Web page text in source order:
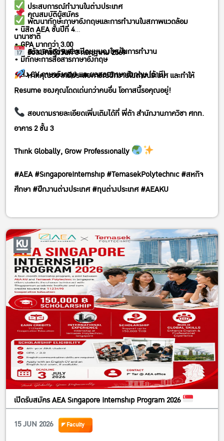
ประสบการณ์ทำงานในต่างประเทศ
พัฒนาทักษะภาษาอังกฤษและการทำงานในสภาพแวดล้อม
นานาชาติ
สร้างเครือข่ายและเปิดมุมมองใหม่ในการทำงาน
คุณสมบัติผู้สมัคร
• นิสิต AEA ชั้นปีที่ 4
• GPA มากกว่า 3.00
• มีทักษะการสื่อสารภาษาอังกฤษ
• ส่ง CV ภาษาอังกฤษ และผลสอบภาษาอังกฤษ (ถ้ามี)
รับสมัครถึงวันที่ 3 กรกฎาคม 2569
หากคุณอยากมีประสบการณ์ฝึกงานในต่างประเทศ และทำให้
Resume ของคุณโดดเด่นกว่าคนอื่น โอกาสนี้รอคุณอยู่!
สอบถามรายละเอียดเพิ่มเติมได้ที่ พี่ต้า สำนักงานภาควิชา ศกท.
อาคาร 2 ชั้น 3
Think Globally, Grow Professionally
#AEA #SingaporeInternship #TemasekPolytechnic #สหกิจ
ศึกษา #ฝึกงานต่างประเทศ #ทุนต่างประเทศ #AEAKU
เปิดรับสมัคร AEA Singapore Internship Program 2026
15 JUN 2026
Faculty